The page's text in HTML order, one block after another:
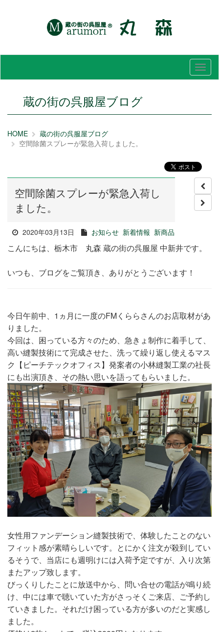
メ
ニ
蔵の街の呉服屋ブログ
HOME
蔵の街の呉服屋ブログ
空間除菌スプレーが緊急入荷しました。
空間除菌スプレーが緊急入荷し
ました。
2020年03月13日 お知らせ 新着情報 新商品
こんにちは、栃木市 丸森 蔵の街の呉服屋 中新井です。
いつも、ブログをご覧頂き、ありがとうございます！
今日午前中、1ヵ月に一度のFMくららさんのお店取材があ
りました。
今回は、困っている方々のため、急きょ制作に着手して、
高い縫製技術にて完成させた、洗って繰り返し使えるマス
ク【ピーチテックオフィス】発案者の小林縫製工業の社長
にも出演頂き、その熱い思いを語ってもらいました。
女性用ファンデーション縫製技術で、体験したことのない
フィット感が素晴らしいです。とにかく注文が殺到してい
るそうで、当店にも週明けには入荷予定ですが、入り次第
またアップ致します。
びっくりしたことに放送中から、問い合せの電話が鳴り続
け、中には車で聴いていた方がさっそくご来店、ご予約し
ていきました。それだけ困っている方が多いのだと実感し
ました。